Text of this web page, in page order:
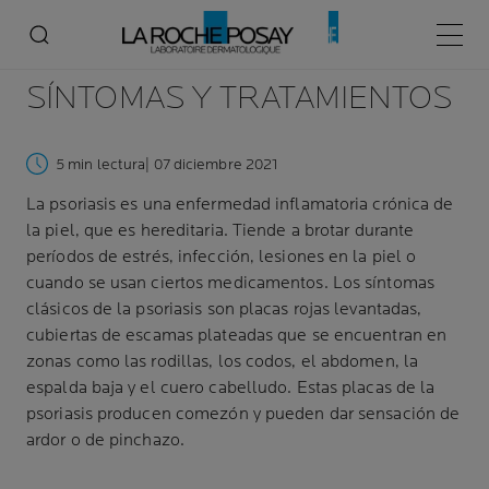
Menú
PSORIASIS:CAUSAS,
SÍNTOMAS Y TRATAMIENTOS
5 min lectura | 07 diciembre 2021
La psoriasis es una enfermedad inflamatoria crónica de
la piel, que es hereditaria. Tiende a brotar durante
períodos de estrés, infección, lesiones en la piel o
cuando se usan ciertos medicamentos. Los síntomas
clásicos de la psoriasis son placas rojas levantadas,
cubiertas de escamas plateadas que se encuentran en
zonas como las rodillas, los codos, el abdomen, la
espalda baja y el cuero cabelludo. Estas placas de la
psoriasis producen comezón y pueden dar sensación de
ardor o de pinchazo.